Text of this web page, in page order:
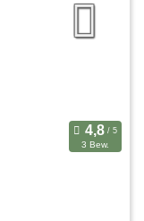
3 Bew.